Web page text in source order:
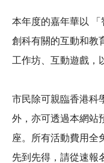
本年度的嘉年華以
創科有關的互動和教
工作坊、互動遊戲，
市民除可親臨香港科
外，亦可透過本網站
座。所有活動費用全
先到先得，請從速報